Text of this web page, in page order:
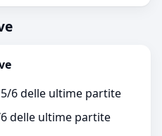
6 delle ultime partite
delle ultime partite